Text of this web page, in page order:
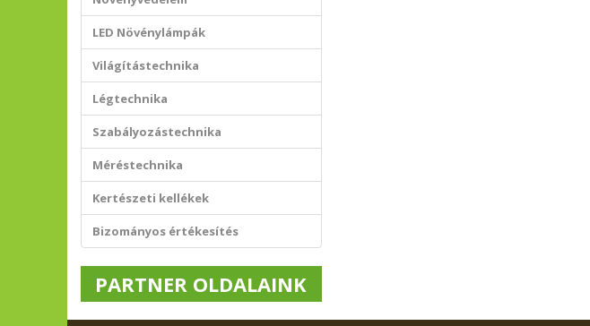
LED Növénylámpák
Világítástechnika
Légtechnika
Szabályozástechnika
Méréstechnika
Kertészeti kellékek
Bizományos értékesítés
PARTNER OLDALAINK